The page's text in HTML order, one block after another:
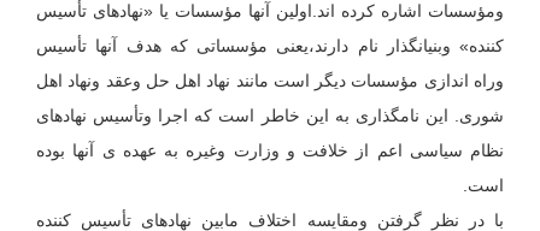
ومؤسسات اشاره کرده اند.اولین آنها مؤسسات یا «نهادهای تأسیس
کننده» وبنیانگذار نام دارند،یعنی مؤسساتی که هدف آنها تأسیس
وراه اندازی مؤسسات دیگر است مانند نهاد اهل حل وعقد ونهاد اهل
شوری. این نامگذاری به این خاطر است که اجرا وتأسیس نهادهای
نظام سیاسی اعم از خلافت و وزارت وغیره به عهده ی آنها بوده
است.
با در نظر گرفتن ومقایسه اختلاف مابین نهادهای تأسیس کننده